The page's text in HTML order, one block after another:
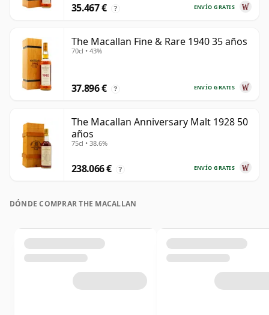
ENVÍO GRATIS
35.467 € ?
The Macallan Fine & Rare 1940 35 años
70cl • 43%
ENVÍO GRATIS
37.896 € ?
The Macallan Anniversary Malt 1928 50
años
75cl • 38.6%
ENVÍO GRATIS
238.066 € ?
DÓNDE COMPRAR THE MACALLAN